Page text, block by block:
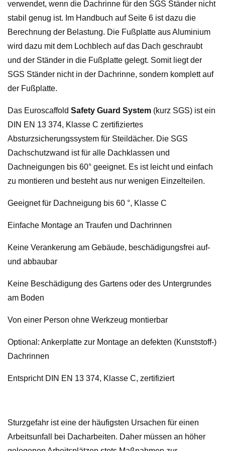
verwendet, wenn die Dachrinne für den SGS Ständer nicht
stabil genug ist. Im Handbuch auf Seite 6 ist dazu die
Berechnung der Belastung. Die Fußplatte aus Aluminium
wird dazu mit dem Lochblech auf das Dach geschraubt
und der Ständer in die Fußplatte gelegt. Somit liegt der
SGS Ständer nicht in der Dachrinne, sondern komplett auf
der Fußplatte.
Das Euroscaffold Safety Guard System (kurz SGS) ist ein
DIN EN 13 374, Klasse C zertifiziertes
Absturzsicherungssystem für Steildächer. Die SGS
Dachschutzwand ist für alle Dachklassen und
Dachneigungen bis 60° geeignet. Es ist leicht und einfach
zu montieren und besteht aus nur wenigen Einzelteilen.
Geeignet für Dachneigung bis 60 °, Klasse C
Einfache Montage an Traufen und Dachrinnen
Keine Verankerung am Gebäude, beschädigungsfrei auf-
und abbaubar
Keine Beschädigung des Gartens oder des Untergrundes
am Boden
Von einer Person ohne Werkzeug montierbar
Optional: Ankerplatte zur Montage an defekten (Kunststoff-)
Dachrinnen
Entspricht DIN EN 13 374, Klasse C, zertifiziert
Sturzgefahr ist eine der häufigsten Ursachen für einen
Arbeitsunfall bei Dacharbeiten. Daher müssen an höher